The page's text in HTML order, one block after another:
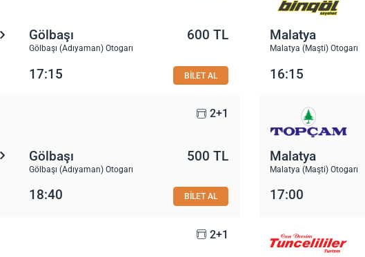
Gölbaşı
Gölbaşı (Adıyaman) Otogarı
600 TL
17:15 BİLET AL
Malatya
Malatya (Maşti) Otogarı
16:15
2+1
Gölbaşı
Gölbaşı (Adıyaman) Otogarı
500 TL
18:40 BİLET AL
Malatya
Malatya (Maşti) Otogarı
17:00
2+1